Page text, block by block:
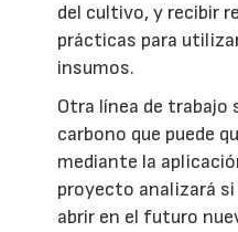
del cultivo, y recibir
prácticas para
insumos.
Otra línea de trabajo
carbono que puede
mediante la
proyecto analizará
abrir en el futuro